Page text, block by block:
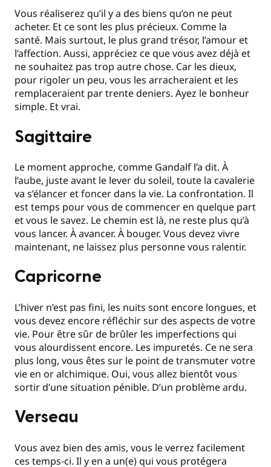
Vous réaliserez qu’il y a des biens qu’on ne peut
acheter. Et ce sont les plus précieux. Comme la
santé. Mais surtout, le plus grand trésor, l’amour et
l’affection. Aussi, appréciez ce que vous avez déjà et
ne souhaitez pas trop autre chose. Car les dieux,
pour rigoler un peu, vous les arracheraient et les
remplaceraient par trente deniers. Ayez le bonheur
simple. Et vrai.
Sagittaire
Le moment approche, comme Gandalf l’a dit. À
l’aube, juste avant le lever du soleil, toute la cavalerie
va s’élancer et foncer dans la vie. La confrontation. Il
est temps pour vous de commencer en quelque part
et vous le savez. Le chemin est là, ne reste plus qu’à
vous lancer. À avancer. À bouger. Vous devez vivre
maintenant, ne laissez plus personne vous ralentir.
Capricorne
L’hiver n’est pas fini, les nuits sont encore longues, et
vous devez encore réfléchir sur des aspects de votre
vie. Pour être sûr de brûler les imperfections qui
vous alourdissent encore. Les impuretés. Ce ne sera
plus long, vous êtes sur le point de transmuter votre
vie en or alchimique. Oui, vous allez bientôt vous
sortir d’une situation pénible. D’un problème ardu.
Verseau
Vous avez bien des amis, vous le verrez facilement
ces temps-ci. Il y en a un(e) qui vous protégera